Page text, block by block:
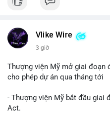
Vlike Wire
3 giờ
Thượng viện Mỹ mở giai đoạn
cho phép dự án qua tháng tới
- Thượng viện Mỹ bắt đầu giai
Act.